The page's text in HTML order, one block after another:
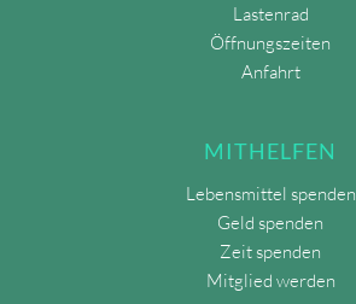
Lastenrad
Öffnungszeiten
Anfahrt
MITHELFEN
Lebensmittel spenden
Geld spenden
Zeit spenden
Mitglied werden